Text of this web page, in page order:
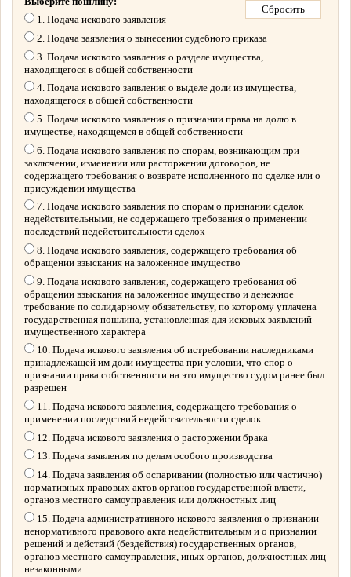
1. Подача искового заявления
2. Подача заявления о вынесении судебного приказа
3. Подача искового заявления о разделе имущества,
находящегося в общей собственности
4. Подача искового заявления о выделе доли из имущества,
находящегося в общей собственности
5. Подача искового заявления о признании права на долю в
имуществе, находящемся в общей собственности
6. Подача искового заявления по спорам, возникающим при
заключении, изменении или расторжении договоров, не
содержащего требования о возврате исполненного по сделке или о
присуждении имущества
7. Подача искового заявления по спорам о признании сделок
недействительными, не содержащего требования о применении
последствий недействительности сделок
8. Подача искового заявления, содержащего требования об
обращении взыскания на заложенное имущество
9. Подача искового заявления, содержащего требования об
обращении взыскания на заложенное имущество и денежное
требование по солидарному обязательству, по которому уплачена
государственная пошлина, установленная для исковых заявлений
имущественного характера
10. Подача искового заявления об истребовании наследниками
принадлежащей им доли имущества при условии, что спор о
признании права собственности на это имущество судом ранее был
разрешен
11. Подача искового заявления, содержащего требования о
применении последствий недействительности сделок
12. Подача искового заявления о расторжении брака
13. Подача заявления по делам особого производства
14. Подача заявления об оспаривании (полностью или частично)
нормативных правовых актов органов государственной власти,
органов местного самоуправления или должностных лиц
15. Подача административного искового заявления о признании
ненормативного правового акта недействительным и о признании
решений и действий (бездействия) государственных органов,
органов местного самоуправления, иных органов, должностных лиц
незаконными